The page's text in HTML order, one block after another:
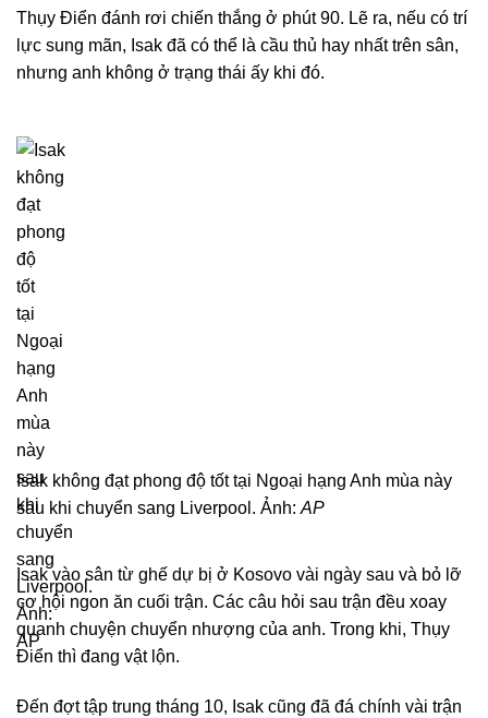
Thụy Điển đánh rơi chiến thắng ở phút 90. Lẽ ra, nếu có trí
lực sung mãn, Isak đã có thể là cầu thủ hay nhất trên sân,
nhưng anh không ở trạng thái ấy khi đó.
Isak không đạt phong độ tốt tại Ngoại hạng Anh mùa này
sau khi chuyển sang Liverpool. Ảnh:AP
Isak vào sân từ ghế dự bị ở Kosovo vài ngày sau và bỏ lỡ
cơ hội ngon ăn cuối trận. Các câu hỏi sau trận đều xoay
quanh chuyện chuyển nhượng của anh. Trong khi, Thụy
Điển thì đang vật lộn.
Đến đợt tập trung tháng 10, Isak cũng đã đá chính vài trận